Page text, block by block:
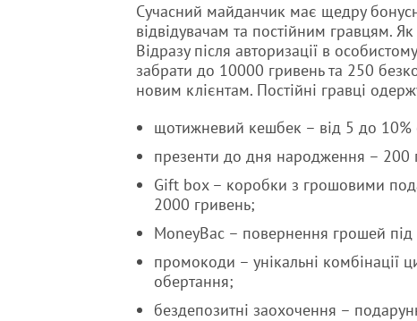
Сучасний майданчик має щедру
відвідувачам та постійним гравцям.
Відразу після авторизації в
забрати до 10000 гривень та 250
новим клієнтам. Постійні гравці
щотижневий кешбек – від 5 до 10%
презенти до дня народження – 200
Gift box – коробки з грошовими
2000 гривень;
MoneyBac – повернення грошей
промокоди – унікальні комбінації
обертання;
бездепозитні заохочення –